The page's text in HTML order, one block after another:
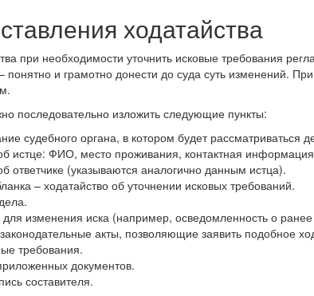
ходатайства
при необходимости уточнить исковые требования
понятно и грамотно донести до суда суть изменений.
последовательно изложить следующие пункты:
судебного органа, в котором будет рассматриваться
истце: ФИО, место проживания, контактная
ответчике (указываются аналогично данным истца).
– ходатайство об уточнении исковых требований.
изменения иска (например, осведомленность о
акты, позволяющие заявить подобное
требования.
документов.
составителя.